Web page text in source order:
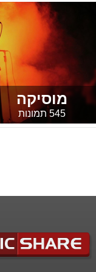
מוסיקה
545 תמונות